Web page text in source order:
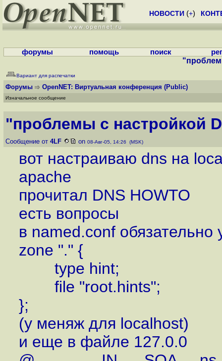
НОВОСТИ (+)
форумы помощь поиск
Вариант для распечатки
Форумы OpenNET: Виртуальная конференция (Public)
Изначальное сообщение
"проблемы с настройкой
Сообщение от 4LF on 08-Авг-05, 14:26 (MSK)
вот настраиваю dns на
apache
прочитал DNS HOWTO
есть вопросы
в named.conf обязательно
zone "." {
type hint;
file "root.hints";
};
(у меняж для localhost)
и еще в файле 127.0.0